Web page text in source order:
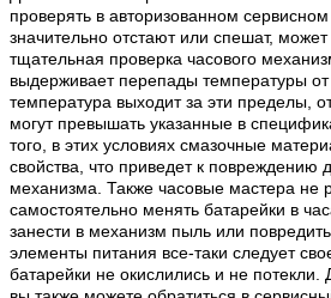
проверять в авторизованном
значительно отстают или спешат, может
тщательная проверка часового
выдерживает перепады температуры
температура выходит за эти пределы,
могут превышать указанные в
того, в этих условиях смазочные
свойства, что приведет к повреждению
механизма. Также часовые мастера не
самостоятельно менять батарейки в
занести в механизм пыль или
элементы питания все-таки следует
батарейки не окислились и не